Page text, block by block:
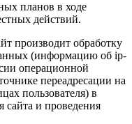
планов в ходе
действий.
производит обработку
(информацию об ip-
операционной
переадресации на
пользователя) в
и проведения